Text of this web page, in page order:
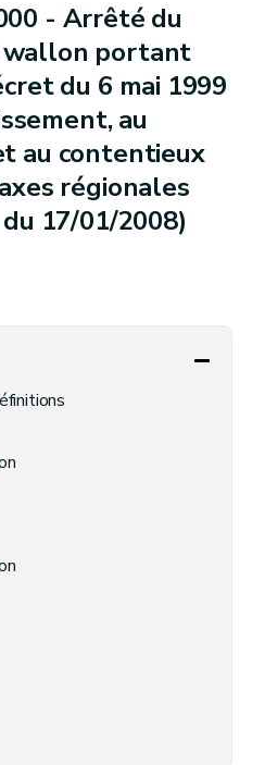
- Arrêté du
wallon portant
du 6 mai 1999
au
au contentieux
régionales
17/01/2008)